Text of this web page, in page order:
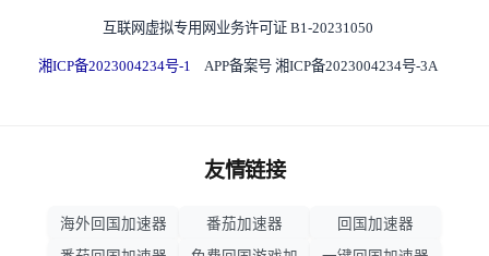
互联网虚拟专用网业务许可证 B1-20231050
湘ICP备2023004234号-1 APP备案号 湘ICP备2023004234号-3A
友情链接
海外回国加速器 番茄加速器
回国加速器